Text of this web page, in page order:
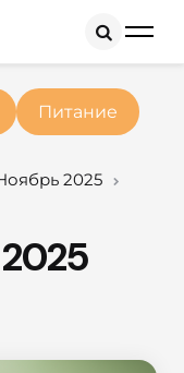
Питание
2025